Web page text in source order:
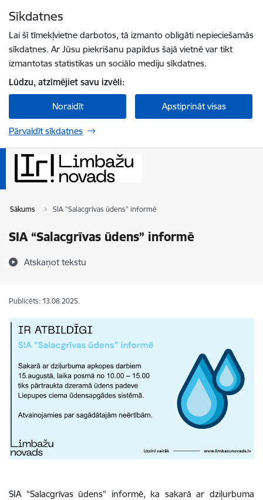
Sīkdatnes
Lai šī tīmekļvietne darbotos, tā izmanto obligāti nepieciešamās
sīkdatnes. Ar Jūsu piekrišanu papildus šajā vietnē var tikt
izmantotas statistikas un sociālo mediju sīkdatnes.
Lūdzu, atzīmējiet savu izvēli:
Noraidīt Apstiprināt visas
Pārvaldīt sīkdatnes
Sākums SIA “Salacgrīvas ūdens” informē
SIA “Salacgrīvas ūdens” informē
Atskaņot tekstu
Publicēts: 13.08.2025.
SIA “Salacgrīvas ūdens” informē, ka sakarā ar dziļurbuma